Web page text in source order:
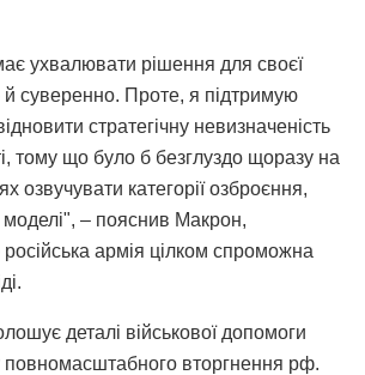
ухвалювати рішення для своєї
й суверенно. Проте, я підтримую
стратегічну невизначеність
тому що було б безглуздо щоразу на
озвучувати категорії озброєння,
моделі", – пояснив Макрон,
армія цілком спроможна
деталі військової допомоги
повномасштабного вторгнення рф.